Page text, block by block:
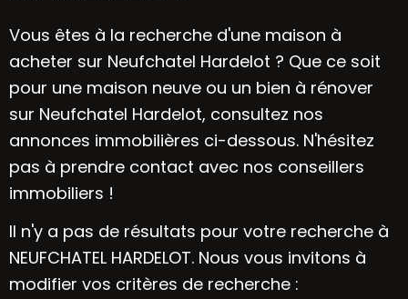
Vous êtes à la recherche d'une maison à
acheter sur Neufchatel Hardelot ? Que ce soit
pour une maison neuve ou un bien à rénover
sur Neufchatel Hardelot, consultez nos
annonces immobilières ci-dessous. N'hésitez
pas à prendre contact avec nos conseillers
immobiliers !
Il n'y a pas de résultats pour votre recherche à
NEUFCHATEL HARDELOT. Nous vous invitons à
modifier vos critères de recherche :